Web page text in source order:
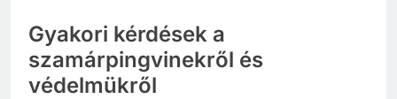
Gyakori kérdések a
szamárpingvinekről és
védelmükről